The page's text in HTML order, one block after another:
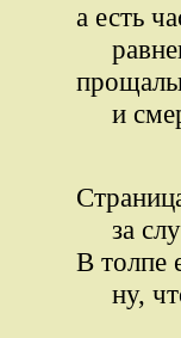
а есть
и
за
В толпе
ну,